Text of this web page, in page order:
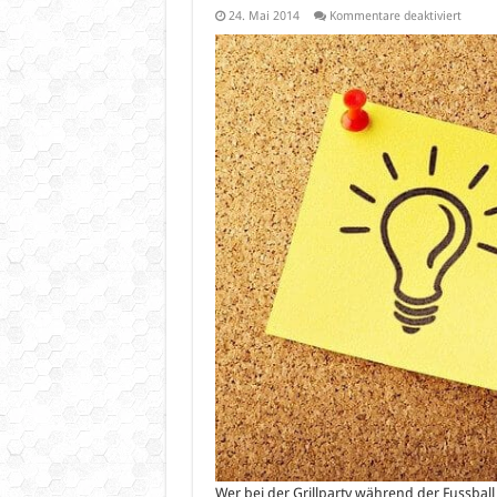
24. Mai 2014 Kommentare deaktiviertfür
DFB-
Grill
und
für
die
Wer bei der Grillparty während der